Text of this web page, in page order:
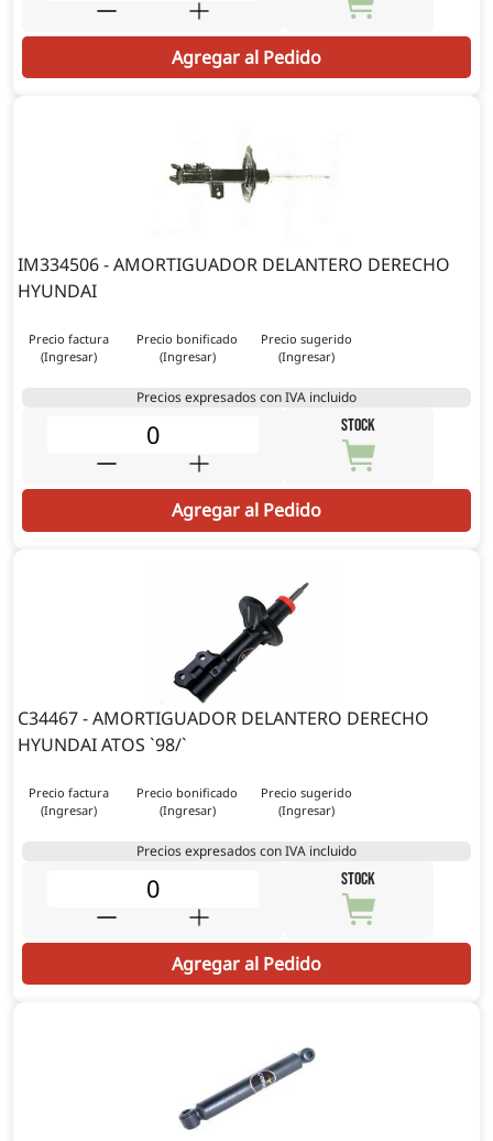
Agregar al Pedido
IM334506 - AMORTIGUADOR DELANTERO DERECHO
HYUNDAI
Precio factura
(Ingresar)
Precio bonificado
(Ingresar)
Precio sugerido
(Ingresar)
Precios expresados con IVA incluido
STOCK
Agregar al Pedido
C34467 - AMORTIGUADOR DELANTERO DERECHO
HYUNDAI ATOS `98/`
Precio factura
(Ingresar)
Precio bonificado
(Ingresar)
Precio sugerido
(Ingresar)
Precios expresados con IVA incluido
STOCK
Agregar al Pedido